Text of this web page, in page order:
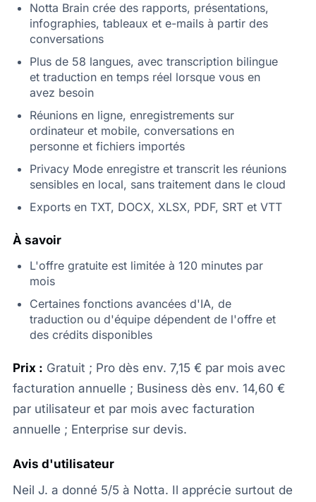
Notta Brain crée des rapports, présentations,
infographies, tableaux et e-mails à partir des
conversations
Plus de 58 langues, avec transcription bilingue
et traduction en temps réel lorsque vous en
avez besoin
Réunions en ligne, enregistrements sur
ordinateur et mobile, conversations en
personne et fichiers importés
Privacy Mode enregistre et transcrit les réunions
sensibles en local, sans traitement dans le cloud
Exports en TXT, DOCX, XLSX, PDF, SRT et VTT
À savoir
L'offre gratuite est limitée à 120 minutes par
mois
Certaines fonctions avancées d'IA, de
traduction ou d'équipe dépendent de l'offre et
des crédits disponibles
Prix : Gratuit ; Pro dès env. 7,15 € par mois avec
facturation annuelle ; Business dès env. 14,60 €
par utilisateur et par mois avec facturation
annuelle ; Enterprise sur devis.
Avis d'utilisateur
Neil J. a donné 5/5 à Notta. Il apprécie surtout de